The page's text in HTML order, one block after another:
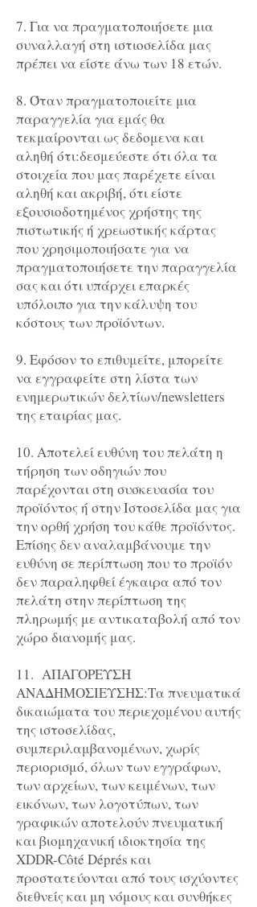
7. Για να πραγματοποιήσετε μια
συναλλαγή στη ιστιοσελίδα μας
πρέπει να είστε άνω των 18 ετών.
8. Όταν πραγματοποιείτε μια
παραγγελία για εμάς θα
τεκμαίρονται ως δεδομενα και
αληθή ότι:δεσμεύεστε ότι όλα τα
στοιχεία που μας παρέχετε είναι
αληθή και ακριβή, ότι είστε
εξουσιοδοτημένος χρήστης της
πιστωτικής ή χρεωστικής κάρτας
που χρησιμοποιήσατε για να
πραγματοποιήσετε την παραγγελία
σας και ότι υπάρχει επαρκές
υπόλοιπο για την κάλυψη του
κόστους των προϊόντων.
9. Εφόσον το επιθυμείτε, μπορείτε
να εγγραφείτε στη λίστα των
ενημερωτικών δελτίων/newsletters
της εταιρίας μας.
10. Αποτελεί ευθύνη του πελάτη η
τήρηση των οδηγιών που
παρέχονται στη συσκευασία του
προϊόντος ή στην Ιστοσελίδα μας για
την ορθή χρήση του κάθε προϊόντος.
Επίσης δεν αναλαμβάνουμε την
ευθύνη σε περίπτωση που το προϊόν
δεν παραληφθεί έγκαιρα από τον
πελάτη στην περίπτωση της
πληρωμής με αντικαταβολή από τον
χώρο διανομής μας.
11. ΑΠΑΓΟΡΕΥΣΗ
ΑΝΑΔΗΜΟΣΙΕΥΣΗΣ:Tα πνευματικά
δικαιώματα του περιεχομένου αυτής
της ιστοσελίδας,
συμπεριλαμβανομένων, χωρίς
περιορισμό, όλων των εγγράφων,
των αρχείων, των κειμένων, των
εικόνων, των λογοτύπων, των
γραφικών αποτελούν πνευματική
και βιομηχανική ιδιοκτησία της
XDDR-Côté Déprés και
προστατεύονται από τους ισχύοντες
διεθνείς και μη νόμους και συνθήκες